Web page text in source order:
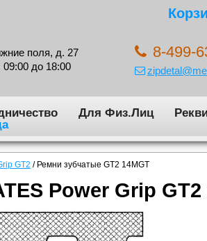
поля, д. 27
до 18:00
8-499-
Для Физ.Лиц
GT2 / Ремни зубчатые GT2 14MGT
Power Grip GT2